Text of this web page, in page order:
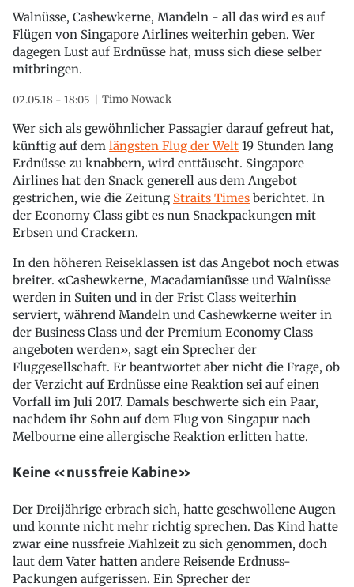
Walnüsse, Cashewkerne, Mandeln - all das wird es auf
Flügen von Singapore Airlines weiterhin geben. Wer
dagegen Lust auf Erdnüsse hat, muss sich diese selber
mitbringen.
02.05.18 - 18:05 Timo Nowack
Wer sich als gewöhnlicher Passagier darauf gefreut hat,
künftig auf dem längsten Flug der Welt 19 Stunden lang
Erdnüsse zu knabbern, wird enttäuscht. Singapore
Airlines hat den Snack generell aus dem Angebot
gestrichen, wie die Zeitung Straits Times berichtet. In
der Economy Class gibt es nun Snackpackungen mit
Erbsen und Crackern.
In den höheren Reiseklassen ist das Angebot noch etwas
breiter. «Cashewkerne, Macadamianüsse und Walnüsse
werden in Suiten und in der Frist Class weiterhin
serviert, während Mandeln und Cashewkerne weiter in
der Business Class und der Premium Economy Class
angeboten werden», sagt ein Sprecher der
Fluggesellschaft. Er beantwortet aber nicht die Frage, ob
der Verzicht auf Erdnüsse eine Reaktion sei auf einen
Vorfall im Juli 2017. Damals beschwerte sich ein Paar,
nachdem ihr Sohn auf dem Flug von Singapur nach
Melbourne eine allergische Reaktion erlitten hatte.
Keine «nussfreie Kabine»
Der Dreijährige erbrach sich, hatte geschwollene Augen
und konnte nicht mehr richtig sprechen. Das Kind hatte
zwar eine nussfreie Mahlzeit zu sich genommen, doch
laut dem Vater hatten andere Reisende Erdnuss-
Packungen aufgerissen. Ein Sprecher der